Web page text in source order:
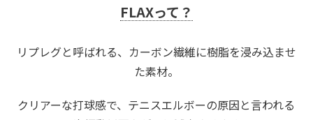
FLAXって？
リプレグと呼ばれる、カーボン繊維に樹脂を浸み込ませ
た素材。
クリアーな打球感で、テニスエルボーの原因と言われる